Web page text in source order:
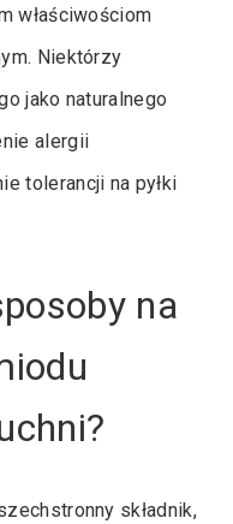
właściwościom
Niektórzy
jako naturalnego
alergii
tolerancji na pyłki
na
składnik,